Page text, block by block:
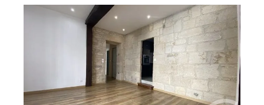
DOLE 39
, 3 pièces
Appartement F3 à vendre
160 000 €
Visiter le site dédié